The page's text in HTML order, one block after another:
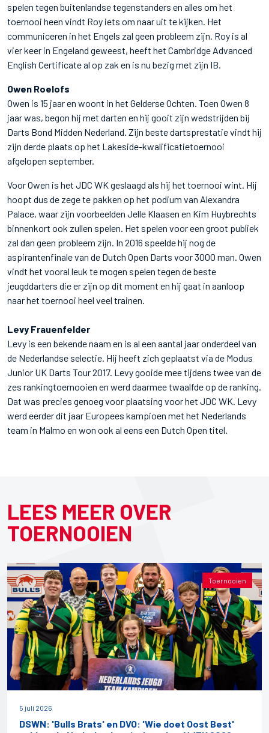
spelen tegen buitenlandse tegenstanders en alles om het
toernooi heen vindt Roy iets om naar uit te kijken. Het
communiceren in het Engels zal geen probleem zijn. Roy is al
vier keer in Engeland geweest, heeft het Cambridge Advanced
English Certificate al op zak en is nu bezig met zijn IB.
Owen Roelofs
Owen is 15 jaar en woont in het Gelderse Ochten. Toen Owen 8
jaar was, begon hij met darten en hij gooit zijn wedstrijden bij
Darts Bond Midden Nederland. Zijn beste dartsprestatie vindt hij
zijn derde plaats op het Lakeside-kwalificatietoernooi
afgelopen september.
Voor Owen is het JDC WK geslaagd als hij het toernooi wint. Hij
hoopt dus de zege te pakken op het podium van Alexandra
Palace, waar zijn voorbeelden Jelle Klaasen en Kim Huybrechts
binnenkort ook zullen spelen. Het spelen voor een groot publiek
zal dan geen probleem zijn. In 2016 speelde hij nog de
aspirantenfinale van de Dutch Open Darts voor 3000 man. Owen
vindt het vooral leuk te mogen spelen tegen de beste
jeugddarters die er zijn op dit moment en hij gaat in aanloop
naar het toernooi heel veel trainen.
Levy Frauenfelder
Levy is een bekende naam en is al een aantal jaar onderdeel van
de Nederlandse selectie. Hij heeft zich geplaatst via de Modus
Junior UK Darts Tour 2017. Levy gooide mee tijdens twee van de
zes rankingtoernooien en werd daarmee twaalfde op de ranking.
Dat was precies genoeg voor plaatsing voor het JDC WK. Levy
werd eerder dit jaar Europees kampioen met het Nederlands
team in Malmo en won ook al eens een Dutch Open titel.
LEES MEER OVER
TOERNOOIEN
Toernooien
5 juli 2026
DSWN: 'Bulls Brats' en DVO: 'Wie doet Oost Best'